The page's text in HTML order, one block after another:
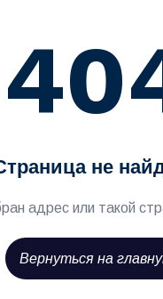
не
адрес или такой
Вернуться на